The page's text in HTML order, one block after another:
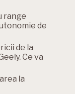
range
de
de la
Ce va
la